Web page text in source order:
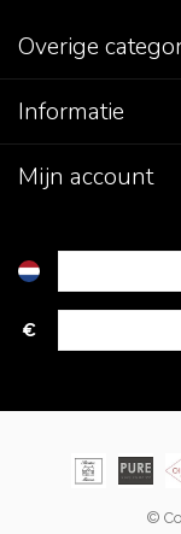
Overige
Informatie
Mijn account
€
©